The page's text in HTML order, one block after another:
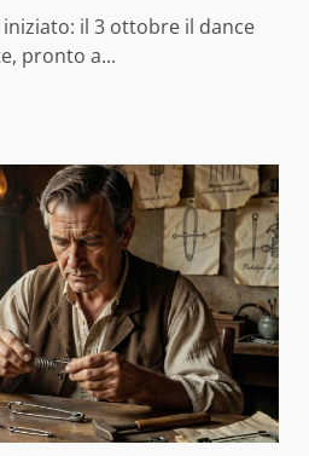
il 3 ottobre il dance
pronto a...